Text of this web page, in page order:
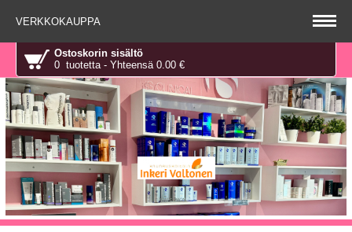
VERKKOKAUPPA
Ostoskorin sisältö
0 tuotetta - Yhteensä 0.00 €